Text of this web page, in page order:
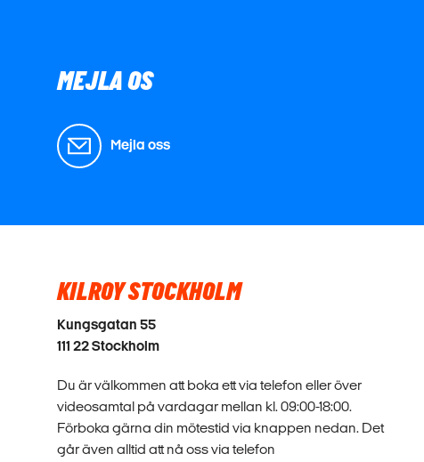
MEJLA OS
Mejla oss
KILROY STOCKHOLM
Kungsgatan 55
111 22 Stockholm
Du är välkommen att boka ett via telefon eller över
videosamtal på vardagar mellan kl. 09:00-18:00.
Förboka gärna din mötestid via knappen nedan. Det
går även alltid att nå oss via telefon